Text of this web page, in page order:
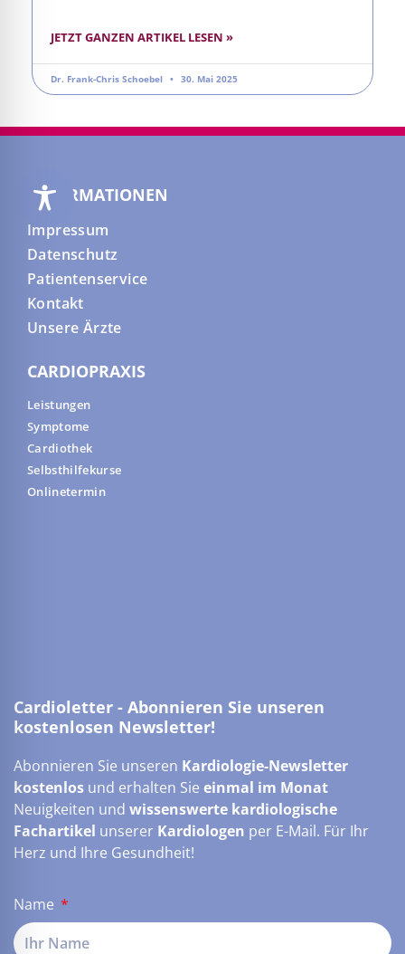
JETZT GANZEN ARTIKEL LESEN »
Dr. Frank-Chris Schoebel 30. Mai 2025
INFORMATIONEN
Impressum
Datenschutz
Patientenservice
Kontakt
Unsere Ärzte
CARDIOPRAXIS
Leistungen
Symptome
Cardiothek
Selbsthilfekurse
Onlinetermin
Cardioletter - Abonnieren Sie unseren
kostenlosen Newsletter!
Abonnieren Sie unseren Kardiologie-Newsletter
kostenlos und erhalten Sie einmal im Monat
Neuigkeiten und wissenswerte kardiologische
Fachartikel unserer Kardiologen per E-Mail. Für Ihr
Herz und Ihre Gesundheit!
Name